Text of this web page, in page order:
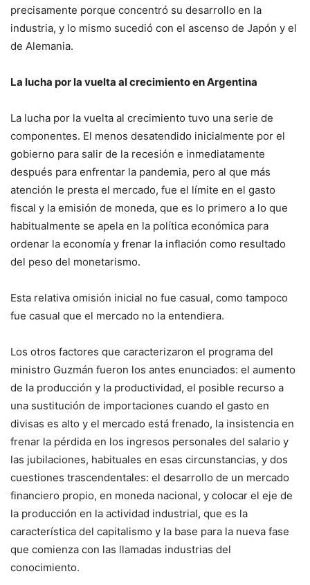
precisamente porque concentró su desarrollo en la
industria, y lo mismo sucedió con el ascenso de Japón y el
de Alemania.
La lucha por la vuelta al crecimiento en Argentina
La lucha por la vuelta al crecimiento tuvo una serie de
componentes. El menos desatendido inicialmente por el
gobierno para salir de la recesión e inmediatamente
después para enfrentar la pandemia, pero al que más
atención le presta el mercado, fue el límite en el gasto
fiscal y la emisión de moneda, que es lo primero a lo que
habitualmente se apela en la política económica para
ordenar la economía y frenar la inflación como resultado
del peso del monetarismo.
Esta relativa omisión inicial no fue casual, como tampoco
fue casual que el mercado no la entendiera.
Los otros factores que caracterizaron el programa del
ministro Guzmán fueron los antes enunciados: el aumento
de la producción y la productividad, el posible recurso a
una sustitución de importaciones cuando el gasto en
divisas es alto y el mercado está frenado, la insistencia en
frenar la pérdida en los ingresos personales del salario y
las jubilaciones, habituales en esas circunstancias, y dos
cuestiones trascendentales: el desarrollo de un mercado
financiero propio, en moneda nacional, y colocar el eje de
la producción en la actividad industrial, que es la
característica del capitalismo y la base para la nueva fase
que comienza con las llamadas industrias del
conocimiento.